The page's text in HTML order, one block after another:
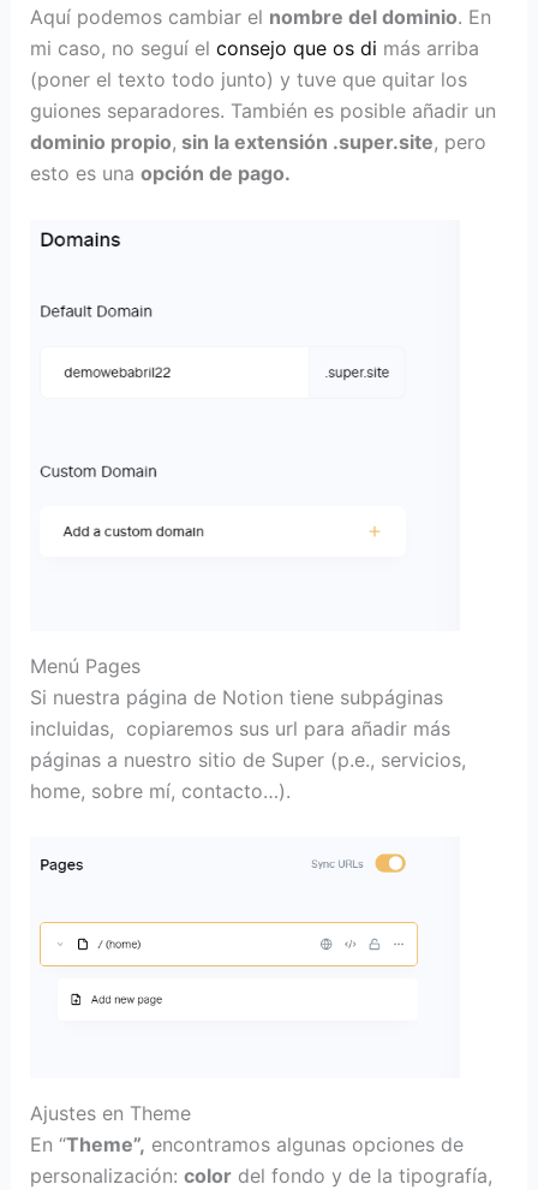
Aquí podemos cambiar el nombre del dominio. En
mi caso, no seguí el consejo que os di más arriba
(poner el texto todo junto) y tuve que quitar los
guiones separadores. También es posible añadir un
dominio propio, sin la extensión .super.site, pero
esto es una opción de pago.
Menú Pages
Si nuestra página de Notion tiene subpáginas
incluidas, copiaremos sus url para añadir más
páginas a nuestro sitio de Super (p.e., servicios,
home, sobre mí, contacto…).
Ajustes en Theme
En “Theme”, encontramos algunas opciones de
personalización: colordel fondo y de la tipografía,